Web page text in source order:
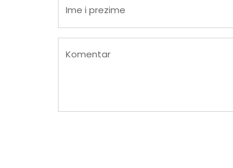
Ime i prezime
Komentar